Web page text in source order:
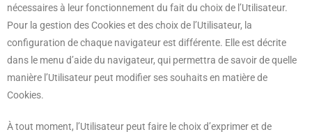
nécessaires à leur fonctionnement du fait du choix de l’Utilisateur.
Pour la gestion des Cookies et des choix de l’Utilisateur, la
configuration de chaque navigateur est différente. Elle est décrite
dans le menu d’aide du navigateur, qui permettra de savoir de quelle
manière l’Utilisateur peut modifier ses souhaits en matière de
Cookies.
À tout moment, l’Utilisateur peut faire le choix d’exprimer et de